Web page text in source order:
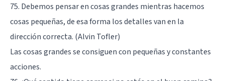
75. Debemos pensar en cosas grandes mientras hacemos
cosas pequeñas, de esa forma los detalles van en la
dirección correcta. (Alvin Tofler)
Las cosas grandes se consiguen con pequeñas y constantes
acciones.